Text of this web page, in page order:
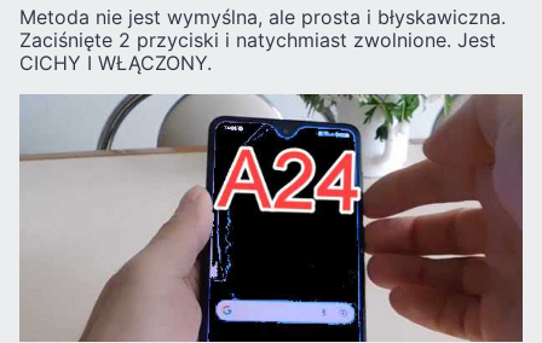
Metoda nie jest wymyślna, ale prosta i błyskawiczna.
Zaciśnięte 2 przyciski i natychmiast zwolnione. Jest
CICHY I WŁĄCZONY.